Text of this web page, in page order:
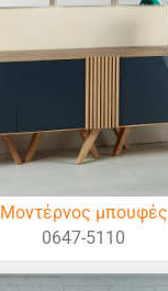
Μοντέρνος μπουφές
0647-5110